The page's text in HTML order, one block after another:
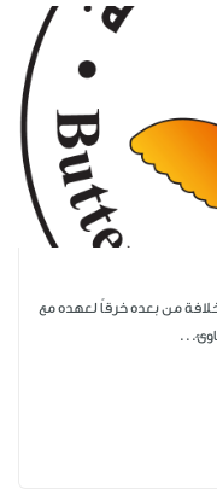
من بعده خرقاً لعهده مع